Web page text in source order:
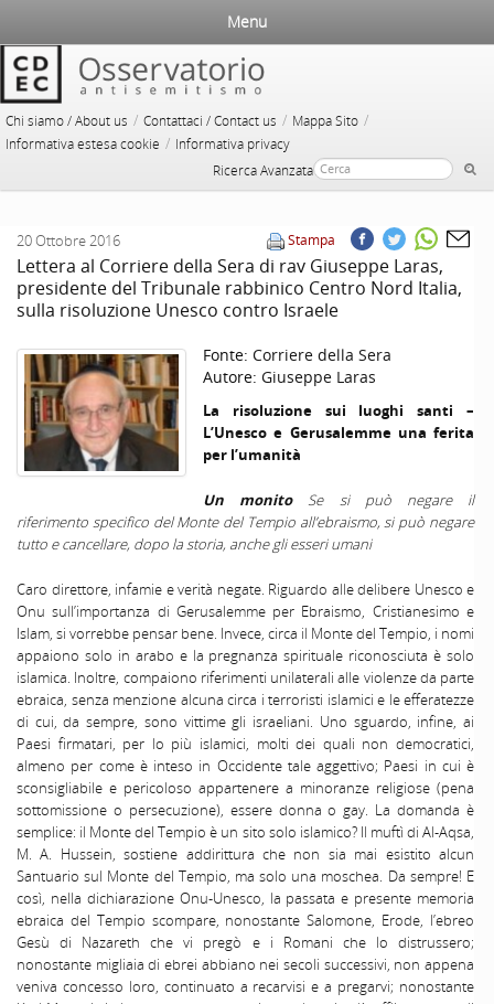
Chi siamo / About us / Contattaci / Contact us / Mappa Sito /
Informativa estesa cookie / Informativa privacy
Ricerca Avanzata
Menu
Stampa
20 Ottobre 2016
Lettera al Corriere della Sera di rav Giuseppe Laras,
presidente del Tribunale rabbinico Centro Nord Italia,
sulla risoluzione Unesco contro Israele
Fonte: Corriere della Sera
Autore: Giuseppe Laras
La risoluzione sui luoghi santi –
L’Unesco e Gerusalemme una ferita
per l’umanità
Un monitoSe si può negare il
riferimento specifico del Monte del Tempio all’ebraismo, si può negare
tutto e cancellare, dopo la storia, anche gli esseri umani
Caro direttore, infamie e verità negate. Riguardo alle delibere Unesco e
Onu sull’importanza di Gerusalemme per Ebraismo, Cristianesimo e
Islam, si vorrebbe pensar bene. Invece, circa il Monte del Tempio, i nomi
appaiono solo in arabo e la pregnanza spirituale riconosciuta è solo
islamica. Inoltre, compaiono riferimenti unilaterali alle violenze da parte
ebraica, senza menzione alcuna circa i terroristi islamici e le efferatezze
di cui, da sempre, sono vittime gli israeliani. Uno sguardo, infine, ai
Paesi firmatari, per lo più islamici, molti dei quali non democratici,
almeno per come è inteso in Occidente tale aggettivo; Paesi in cui è
sconsigliabile e pericoloso appartenere a minoranze religiose (pena
sottomissione o persecuzione), essere donna o gay. La domanda è
semplice: il Monte del Tempio è un sito solo islamico? Il muftì di Al-Aqsa,
M. A. Hussein, sostiene addirittura che non sia mai esistito alcun
Santuario sul Monte del Tempio, ma solo una moschea. Da sempre! E
così, nella dichiarazione Onu-Unesco, la passata e presente memoria
ebraica del Tempio scompare, nonostante Salomone, Erode, l’ebreo
Gesù di Nazareth che vi pregò e i Romani che lo distrussero;
nonostante migliaia di ebrei abbiano nei secoli successivi, non appena
veniva concesso loro, continuato a recarvisi e a pregarvi; nonostante